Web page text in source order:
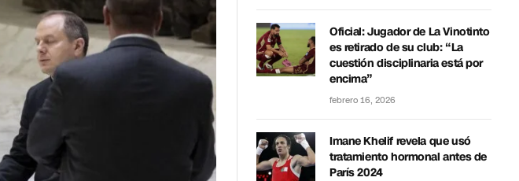
Oficial: Jugador de La Vinotinto
es retirado de su club: “La
cuestión disciplinaria está por
encima”
febrero 16, 2026
Imane Khelif revela que usó
tratamiento hormonal antes de
París 2024